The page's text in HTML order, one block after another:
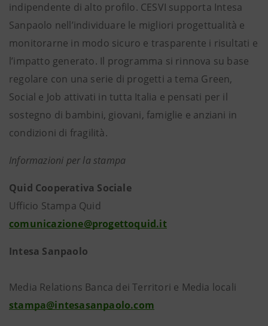
indipendente di alto profilo. CESVI supporta Intesa
Sanpaolo nell’individuare le migliori progettualità e
monitorarne in modo sicuro e trasparente i risultati e
l’impatto generato. Il programma si rinnova su base
regolare con una serie di progetti a tema Green,
Social e Job attivati in tutta Italia e pensati per il
sostegno di bambini, giovani, famiglie e anziani in
condizioni di fragilità.
Informazioni per la stampa
Quid Cooperativa Sociale
Ufficio Stampa Quid
comunicazione@progettoquid.it
Intesa Sanpaolo
Media Relations Banca dei Territori e Media locali
stampa@intesasanpaolo.com